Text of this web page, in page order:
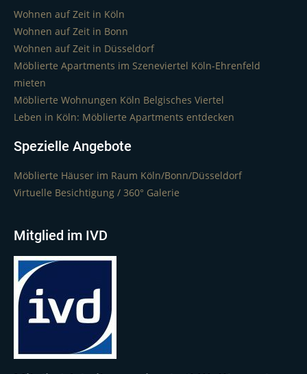
Wohnen auf Zeit in Köln
Wohnen auf Zeit in Bonn
Wohnen auf Zeit in Düsseldorf
Möblierte Apartments im Szeneviertel Köln-Ehrenfeld
mieten
Möblierte Wohnungen Köln Belgisches Viertel
Leben in Köln: Möblierte Apartments entdecken
Spezielle Angebote
Möblierte Häuser im Raum Köln/Bonn/Düsseldorf
Virtuelle Besichtigung / 360° Galerie
Mitglied im IVD